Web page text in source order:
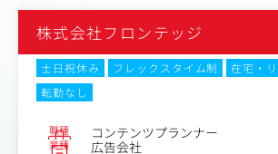
k、Claude Code、Circleback、Manus AI
さまざまなAIツールを活用できる環境があ
「これから積極的に学び、使いこなしてい
意欲のある方を歓迎しています！
株式会社フロンテッジ
土日祝休み フレックスタイム制
在宅・
転勤なし
職種 コンテンツプランナー
業種 広告会社